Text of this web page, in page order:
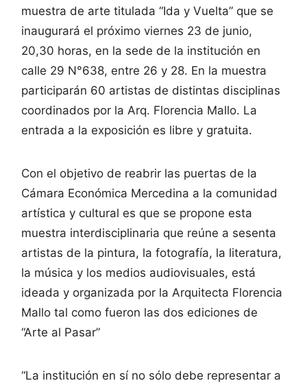
muestra de arte titulada “Ida y Vuelta” que se
inaugurará el próximo viernes 23 de junio,
20,30 horas, en la sede de la institución en
calle 29 N°638, entre 26 y 28. En la muestra
participarán 60 artistas de distintas disciplinas
coordinados por la Arq. Florencia Mallo. La
entrada a la exposición es libre y gratuita.
Con el objetivo de reabrir las puertas de la
Cámara Económica Mercedina a la comunidad
artística y cultural es que se propone esta
muestra interdisciplinaria que reúne a sesenta
artistas de la pintura, la fotografía, la literatura,
la música y los medios audiovisuales, está
ideada y organizada por la Arquitecta Florencia
Mallo tal como fueron las dos ediciones de
“Arte al Pasar”
“La institución en sí no sólo debe representar a